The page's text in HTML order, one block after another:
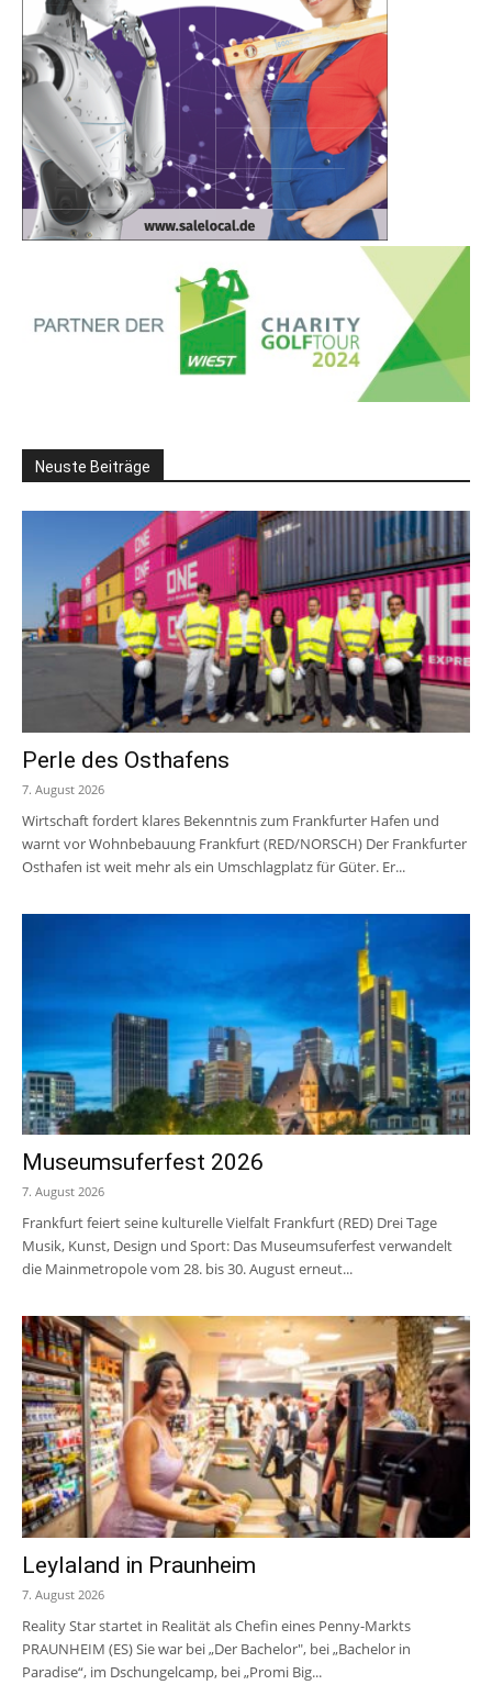
Neuste Beiträge
Perle des Osthafens
7. August 2026
Wirtschaft fordert klares Bekenntnis zum Frankfurter Hafen und
warnt vor Wohnbebauung Frankfurt (RED/NORSCH) Der Frankfurter
Osthafen ist weit mehr als ein Umschlagplatz für Güter. Er...
Museumsuferfest 2026
7. August 2026
Frankfurt feiert seine kulturelle Vielfalt Frankfurt (RED) Drei Tage
Musik, Kunst, Design und Sport: Das Museumsuferfest verwandelt
die Mainmetropole vom 28. bis 30. August erneut...
Leylaland in Praunheim
7. August 2026
Reality Star startet in Realität als Chefin eines Penny-Markts
PRAUNHEIM (ES) Sie war bei „Der Bachelor", bei „Bachelor in
Paradise“, im Dschungelcamp, bei „Promi Big...